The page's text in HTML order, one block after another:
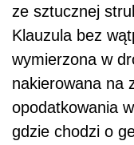
ze sztucznej
Klauzula bez
wymierzona w
nakierowana na
opodatkowania
gdzie chodzi o